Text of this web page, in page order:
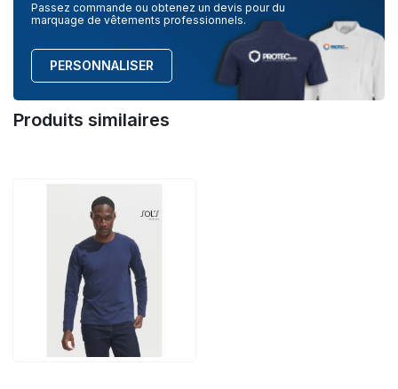
Passez commande ou obtenez un devis pour du
marquage de vêtements professionnels.
PERSONNALISER
Produits similaires